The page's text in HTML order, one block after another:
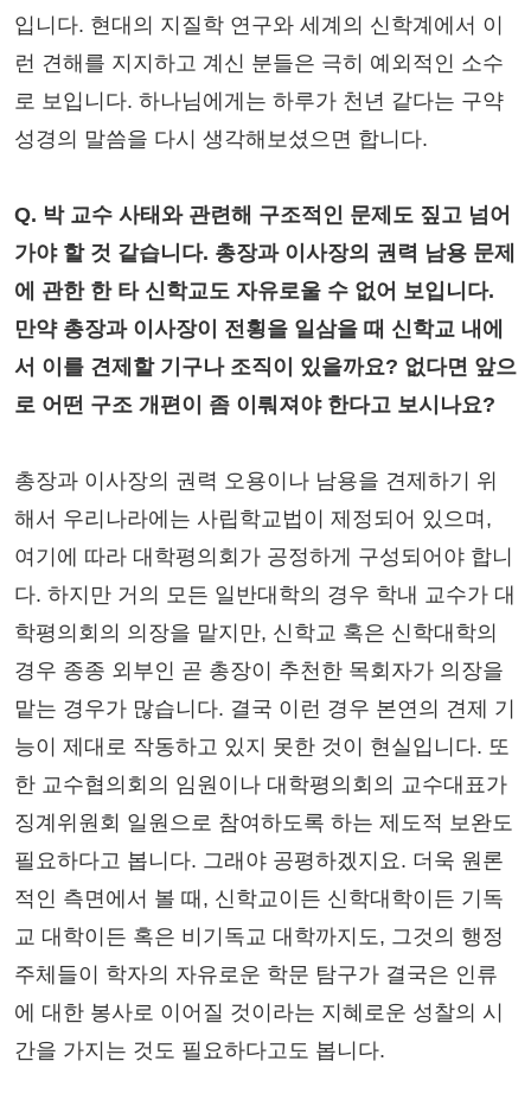
입니다. 현대의 지질학 연구와 세계의 신학계에서 이
런 견해를 지지하고 계신 분들은 극히 예외적인 소수
로 보입니다. 하나님에게는 하루가 천년 같다는 구약
성경의 말씀을 다시 생각해보셨으면 합니다.
Q. 박 교수 사태와 관련해 구조적인 문제도 짚고 넘어
가야 할 것 같습니다. 총장과 이사장의 권력 남용 문제
에 관한 한 타 신학교도 자유로울 수 없어 보입니다.
만약 총장과 이사장이 전횡을 일삼을 때 신학교 내에
서 이를 견제할 기구나 조직이 있을까요? 없다면 앞으
로 어떤 구조 개편이 좀 이뤄져야 한다고 보시나요?
총장과 이사장의 권력 오용이나 남용을 견제하기 위
해서 우리나라에는 사립학교법이 제정되어 있으며,
여기에 따라 대학평의회가 공정하게 구성되어야 합니
다. 하지만 거의 모든 일반대학의 경우 학내 교수가 대
학평의회의 의장을 맡지만, 신학교 혹은 신학대학의
경우 종종 외부인 곧 총장이 추천한 목회자가 의장을
맡는 경우가 많습니다. 결국 이런 경우 본연의 견제 기
능이 제대로 작동하고 있지 못한 것이 현실입니다. 또
한 교수협의회의 임원이나 대학평의회의 교수대표가
징계위원회 일원으로 참여하도록 하는 제도적 보완도
필요하다고 봅니다. 그래야 공평하겠지요. 더욱 원론
적인 측면에서 볼 때, 신학교이든 신학대학이든 기독
교 대학이든 혹은 비기독교 대학까지도, 그것의 행정
주체들이 학자의 자유로운 학문 탐구가 결국은 인류
에 대한 봉사로 이어질 것이라는 지혜로운 성찰의 시
간을 가지는 것도 필요하다고도 봅니다.